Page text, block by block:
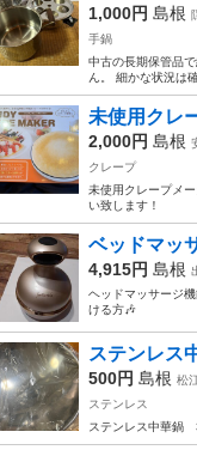
1,000円 島根
手鍋
中古の長期保管品
ん。 細かな状況は
未使用クレ
2,000円 島根
クレープ
未使用クレープメ
い致します！
ベッドマッ
4,915円 島根
ヘッドマッサージ
ける方🎶
ステンレス
500円 島根 松
ステンレス
ステンレス中華鍋